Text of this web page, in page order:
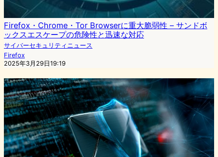
Firefox・Chrome・Tor Browserに重大脆弱性 – サンドボ
ックスエスケープの危険性と迅速な対応
サイバーセキュリティニュース
Firefox
2025年3月29日19:19